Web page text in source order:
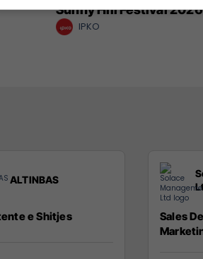
Sunny Hill Festival 2026
IPKO
ALTINBAS
e Shitjes
Sales